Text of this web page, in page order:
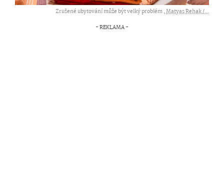
Zrušené ubytování může být velký problém ,Matyas Rehak /...